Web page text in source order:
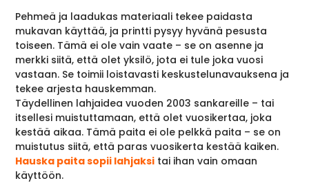
Pehmeä ja laadukas materiaali tekee paidasta
mukavan käyttää, ja printti pysyy hyvänä pesusta
toiseen. Tämä ei ole vain vaate – se on asenne ja
merkki siitä, että olet yksilö, jota ei tule joka vuosi
vastaan. Se toimii loistavasti keskustelunavauksena ja
tekee arjesta hauskemman.
Täydellinen lahjaidea vuoden 2003 sankareille – tai
itsellesi muistuttamaan, että olet vuosikertaa, joka
kestää aikaa. Tämä paita ei ole pelkkä paita – se on
muistutus siitä, että paras vuosikerta kestää kaiken.
Hauska paita sopii lahjaksi tai ihan vain omaan
käyttöön.